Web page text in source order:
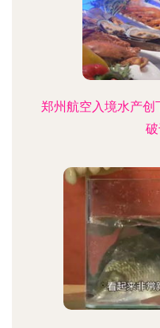
郑州航空入境水产创